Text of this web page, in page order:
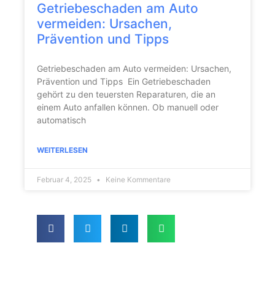
Getriebeschaden am Auto
vermeiden: Ursachen,
Prävention und Tipps
Getriebeschaden am Auto vermeiden: Ursachen,
Prävention und Tipps Ein Getriebeschaden
gehört zu den teuersten Reparaturen, die an
einem Auto anfallen können. Ob manuell oder
automatisch
WEITERLESEN
Februar 4, 2025 Keine Kommentare